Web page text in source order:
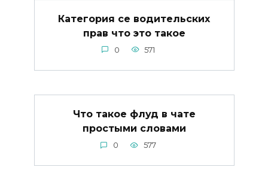
Категория се водительских
прав что это такое
0 571
Что такое флуд в чате
простыми словами
0 577